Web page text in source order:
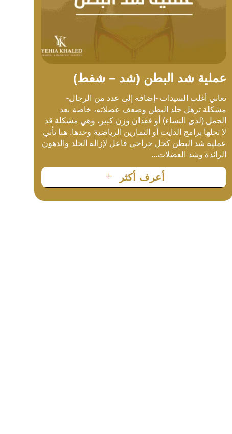
عملية شد البطن (شد – شفط)
تعاني أغلب السيدات -إضافة إلى عدد من الرجال-
مشكلة ترهل جلد البطن وضعف عضلاته، خاصة بعد
الحمل (لدى النساء) أو فقدان وزن كبير، وهي مشكلة قد
لا تحلها برامج الدايت أو التمارين الرياضية وحدها. هنا تأتي
عملية شد البطن كحل جراحي فاعل لإزالة الجلد والدهون
الزائدة وشد العضلات...
أعرف أكثر L